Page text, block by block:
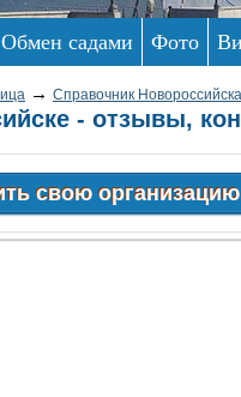
Обмен садами Фото
→ Справочник Новороссийска
- отзывы,